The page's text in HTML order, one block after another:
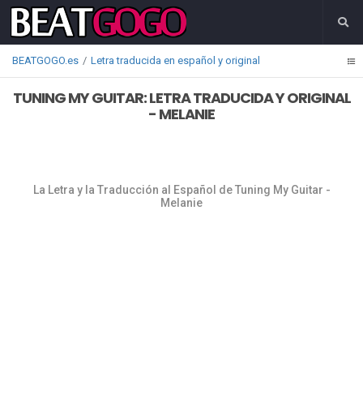
BEATGOGO.es Letra traducida en español y original
TUNING MY GUITAR: LETRA TRADUCIDA Y ORIGINAL
- MELANIE
La Letra y la Traducción al Español de Tuning My Guitar -
Melanie